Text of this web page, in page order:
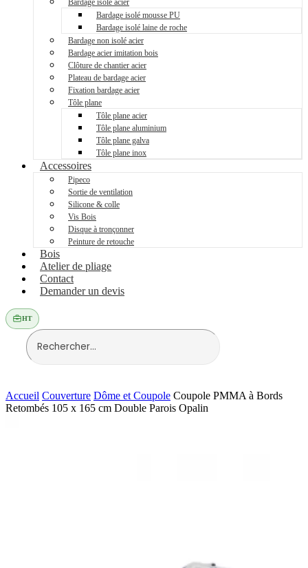
Bardage isolé acier
Bardage isolé mousse PU
Bardage isolé laine de roche
Bardage non isolé acier
Bardage acier imitation bois
Clôture de chantier acier
Plateau de bardage acier
Fixation bardage acier
Tôle plane
Tôle plane acier
Tôle plane aluminium
Tôle plane galva
Tôle plane inox
Accessoires
Pipeco
Sortie de ventilation
Silicone & colle
Vis Bois
Disque à tronçonner
Peinture de retouche
Bois
Atelier de pliage
Contact
Demander un devis
HT
Accueil Couverture Dôme et Coupole Coupole PMMA à Bords
Retombés 105 x 165 cm Double Parois Opalin